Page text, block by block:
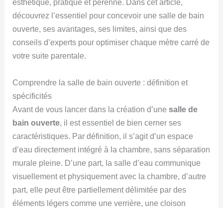
esthétique, pratique et pérenne. Dans cet article,
découvrez l’essentiel pour concevoir une salle de bain
ouverte, ses avantages, ses limites, ainsi que des
conseils d’experts pour optimiser chaque mètre carré de
votre suite parentale.
Comprendre la salle de bain ouverte : définition et
spécificités
Avant de vous lancer dans la création d’unesalle de
bain ouverte , il est essentiel de bien cerner ses
caractéristiques. Par définition, il s’agit d’un espace
d’eau directement intégré à la chambre, sans séparation
murale pleine. D’une part, la salle d’eau communique
visuellement et physiquement avec la chambre, d’autre
part, elle peut être partiellement délimitée par des
éléments légers comme une verrière, une cloison